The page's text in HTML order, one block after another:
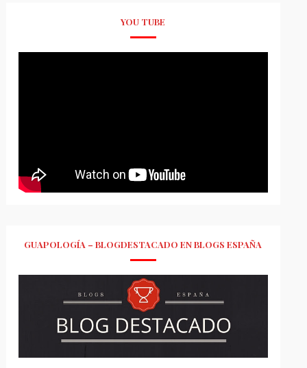
YOU TUBE
GUAPOLOGÍA – BLOGDESTACADO EN BLOGS ESPAÑA